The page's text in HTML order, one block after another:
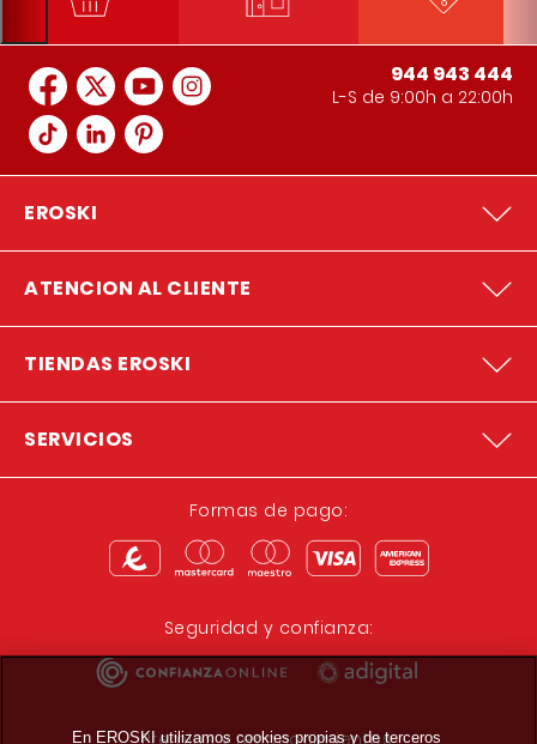
944 943 444
L-S de 9:00h a 22:00h
EROSKI
ATENCION AL CLIENTE
TIENDAS EROSKI
SERVICIOS
Formas de pago:
Seguridad y confianza:
En EROSKI utilizamos cookies propias y de terceros